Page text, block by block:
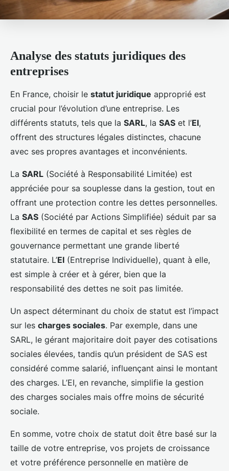
Analyse des statuts juridiques des
entreprises
En France, choisir le statut juridique approprié est
crucial pour l’évolution d’une entreprise. Les
différents statuts, tels que la SARL, la SAS et l’EI,
offrent des structures légales distinctes, chacune
avec ses propres avantages et inconvénients.
La SARL (Société à Responsabilité Limitée) est
appréciée pour sa souplesse dans la gestion, tout en
offrant une protection contre les dettes personnelles.
La SAS (Société par Actions Simplifiée) séduit par sa
flexibilité en termes de capital et ses règles de
gouvernance permettant une grande liberté
statutaire. L’EI (Entreprise Individuelle), quant à elle,
est simple à créer et à gérer, bien que la
responsabilité des dettes ne soit pas limitée.
Un aspect déterminant du choix de statut est l’impact
sur les charges sociales. Par exemple, dans une
SARL, le gérant majoritaire doit payer des cotisations
sociales élevées, tandis qu’un président de SAS est
considéré comme salarié, influençant ainsi le montant
des charges. L’EI, en revanche, simplifie la gestion
des charges sociales mais offre moins de sécurité
sociale.
En somme, votre choix de statut doit être basé sur la
taille de votre entreprise, vos projets de croissance
et votre préférence personnelle en matière de